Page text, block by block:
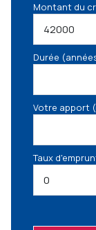
Montant du
Durée
Votre apport
Taux